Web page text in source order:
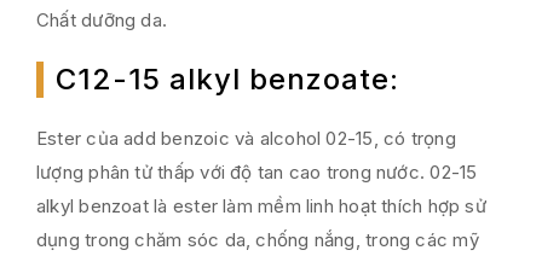
Chất dưỡng da.
C12-15 alkyl benzoate:
Ester của add benzoic và alcohol 02-15, có trọng
lượng phân tử thấp với độ tan cao trong nước. 02-15
alkyl benzoat là ester làm mềm linh hoạt thích hợp sử
dụng trong chăm sóc da, chống nắng, trong các mỹ